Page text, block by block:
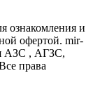
ознакомления и
офертой. mir-
АЗС , АГЗС,
права